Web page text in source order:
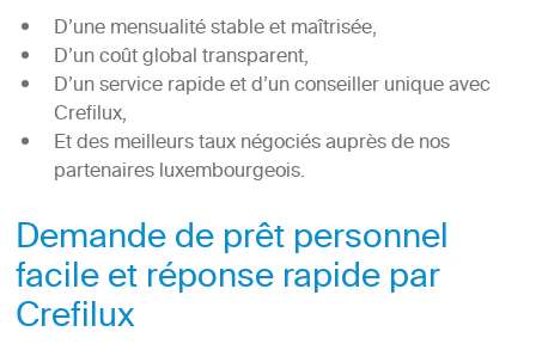
D’une mensualité stable et maîtrisée,
D’un coût global transparent,
D’un service rapide et d’un conseiller unique avec
Crefilux,
Et des meilleurs taux négociés auprès de nos
partenaires luxembourgeois.
Demande de prêt personnel
facile et réponse rapide par
Crefilux